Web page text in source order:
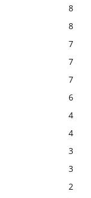
8
8
7
7
7
6
4
4
3
3
2